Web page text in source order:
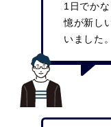
1日でか
憶が新し
いました。